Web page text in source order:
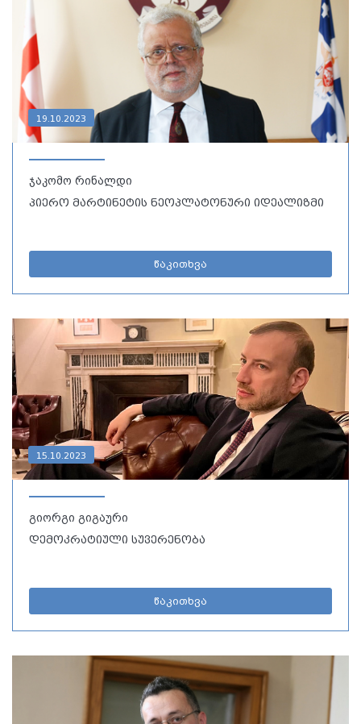
19.10.2023
ჯაკომო რინალდი
პიერო მარტინეტის ნეოპლატონური იდეალიზმი
წაკითხვა
15.10.2023
გიორგი გიგაური
დემოკრატიული სუვერენობა
წაკითხვა